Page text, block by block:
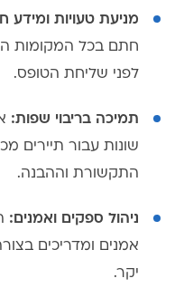
מניעת טעויות ומידע
חתם בכל המקומות
לפני שליחת הטופס.
תמיכה בריבוי שפות:
שונות עבור תיירים
התקשורת וההבנה.
ניהול ספקים ואמנים:
אמנים ומדריכים
יקר.